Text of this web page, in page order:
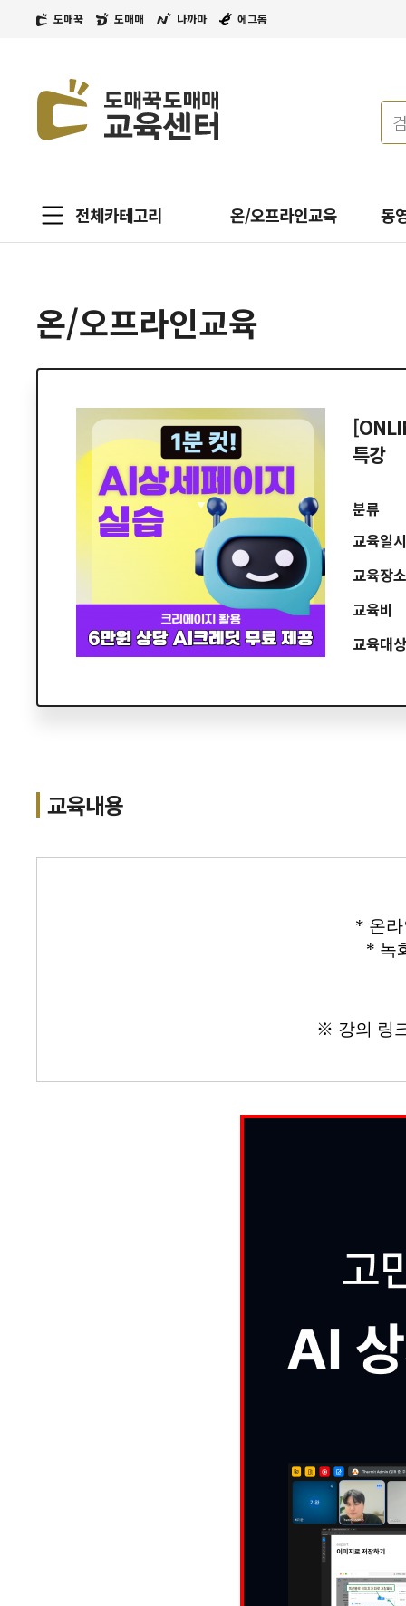
도매꾹 도매매 나까마 에그돔
전체카테고리 온/오프라인교육 동
온/오프라인교육
특강
분류
교육일시
교육장소
교육비
교육대상
교육내용
* 온라
* 녹
※ 강의 링